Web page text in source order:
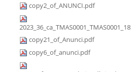
copy2_of_ANUNCI.pdf
copy21_of_Anunci.pdf
copy6_of_anunci.pdf